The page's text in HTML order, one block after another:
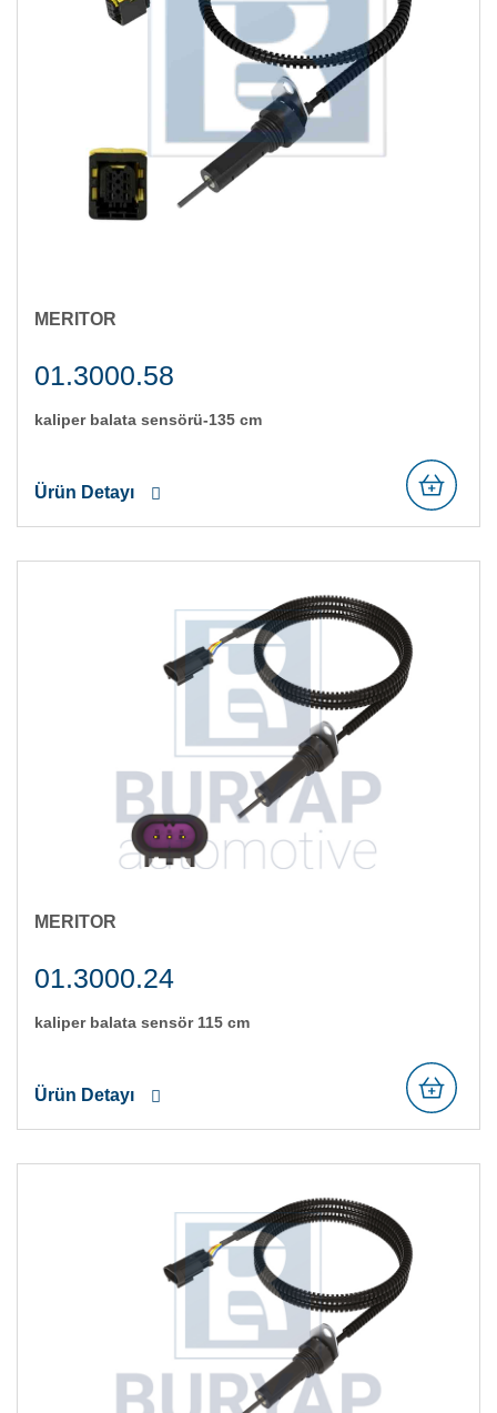
MERITOR
01.3000.58
kali̇per balata sensörü-135 cm
Ürün Detayı
MERITOR
01.3000.24
kali̇per balata sensör 115 cm
Ürün Detayı